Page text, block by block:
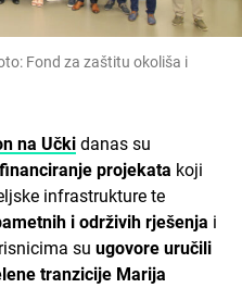
Fond za zaštitu okoliša i
na Učkidanas su
projekata koji
infrastrukture te
i održivih rješenja i
su ugovore uručili
tranzicije Marija